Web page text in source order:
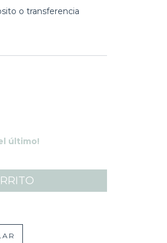
o transferencia
último!